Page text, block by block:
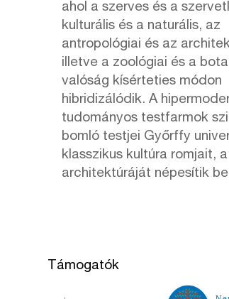
ahol a szerves és a
kulturális és a naturális, az
antropológiai és az
illetve a zoológiai és a
valóság kísérteties módon
hibridizálódik. A
tudományos testfarmok
bomló testjei Győrffy
klasszikus kultúra romjait,
architektúráját népesítik
Támogatók